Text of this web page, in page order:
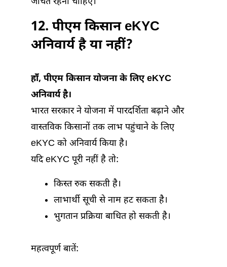
12. पीएम किसान eKYC
अनिवार्य है या नहीं?
हाँ, पीएम किसान योजना के लिए eKYC
अनिवार्य है।
भारत सरकार ने योजना में पारदर्शिता बढ़ाने और
वास्तविक किसानों तक लाभ पहुंचाने के लिए
eKYC को अनिवार्य किया है।
यदि eKYC पूरी नहीं है तो:
किस्त रुक सकती है।
लाभार्थी सूची से नाम हट सकता है।
भुगतान प्रक्रिया बाधित हो सकती है।
महत्वपूर्ण बातें: